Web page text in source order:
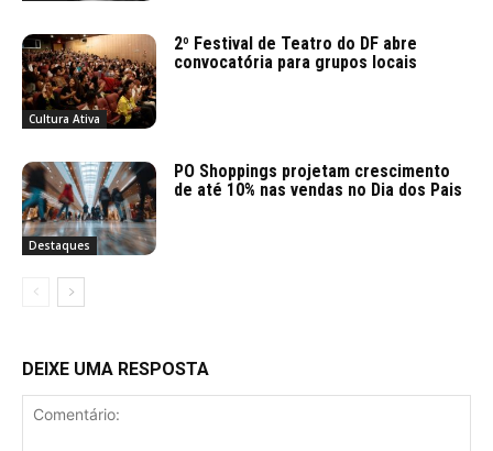
Cultura Ativa
2º Festival de Teatro do DF abre
convocatória para grupos locais
Destaques
PO Shoppings projetam crescimento
de até 10% nas vendas no Dia dos Pais
DEIXE UMA RESPOSTA